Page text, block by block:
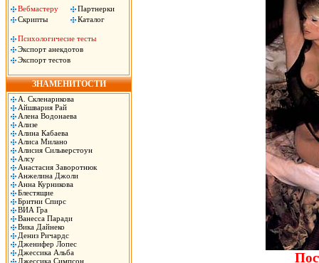
Вебмастеру
Партнерки
Скрипты
Каталог
Психологичесие тесты
Экспорт анекдотов
Экспорт тестов
ЗНАМЕНИТОСТИ
А. Скленарикова
Айшвария Рай
Алена Водонаева
Ализе
Алина Кабаева
Алиса Милано
Алисия Сильверстоун
Алсу
Анастасия Заворотнюк
Анжелина Джоли
Анна Курникова
Блестящие
Бритни Спирс
ВИА Гра
Ванесса Паради
Вика Дайнеко
Дениз Ричардс
Дженифер Лопес
Джессика Альба
Джессика Симпсон